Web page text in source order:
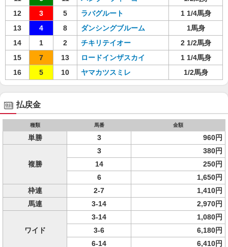
12
3 5 ラバグルート
1 1/4馬身
13
4 8 ダンシングブルーム
1馬身
14
1 2 チキリテイオー
2 1/2馬身
15
7 13 ロードインザスカイ
1 1/4馬身
16
5 10 ヤマカツスミレ 1/2馬身
払戻金
種類 馬番 金額
単勝 3 960円
複勝
3
380円
14
250円
6
1,650円
枠連
2-7
1,410円
馬連
3-14 2,970円
ワイド
3-14
1,080円
3-6
6,180円
6-14
6,410円